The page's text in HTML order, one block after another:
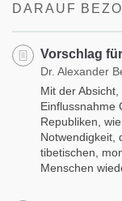
DARAUF
Vorschlag
Dr. Alexander
Mit der
Einflussnahme
Republiken,
Notwendigkeit,
tibetischen,
Menschen